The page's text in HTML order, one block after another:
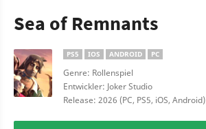
Sea of Remnants
PS5 IOS ANDROID PC
Genre: Rollenspiel
Entwickler: Joker Studio
Release: 2026 (PC, PS5, iOS, Android)